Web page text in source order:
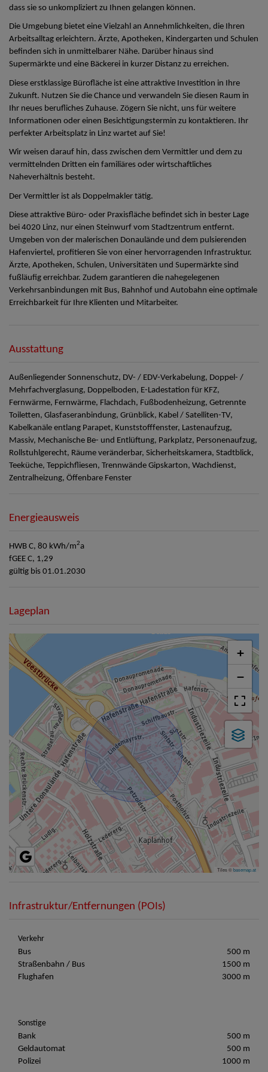
dass sie so unkompliziert zu Ihnen gelangen können.
Die Umgebung bietet eine Vielzahl an Annehmlichkeiten, die Ihren
Arbeitsalltag erleichtern. Ärzte, Apotheken, Kindergarten und Schulen
befinden sich in unmittelbarer Nähe. Darüber hinaus sind
Supermärkte und eine Bäckerei in kurzer Distanz zu erreichen.
Diese erstklassige Bürofläche ist eine attraktive Investition in Ihre
Zukunft. Nutzen Sie die Chance und verwandeln Sie diesen Raum in
Ihr neues berufliches Zuhause. Zögern Sie nicht, uns für weitere
Informationen oder einen Besichtigungstermin zu kontaktieren. Ihr
perfekter Arbeitsplatz in Linz wartet auf Sie!
Wir weisen darauf hin, dass zwischen dem Vermittler und dem zu
vermittelnden Dritten ein familiäres oder wirtschaftliches
Naheverhältnis besteht.
Der Vermittler ist als Doppelmakler tätig.
Diese attraktive Büro- oder Praxisfläche befindet sich in bester Lage
bei 4020 Linz, nur einen Steinwurf vom Stadtzentrum entfernt.
Umgeben von der malerischen Donaulände und dem pulsierenden
Hafenviertel, profitieren Sie von einer hervorragenden Infrastruktur.
Ärzte, Apotheken, Schulen, Universitäten und Supermärkte sind
fußläufig erreichbar. Zudem garantieren die nahegelegenen
Verkehrsanbindungen mit Bus, Bahnhof und Autobahn eine optimale
Erreichbarkeit für Ihre Klienten und Mitarbeiter.
Ausstattung
Außenliegender Sonnenschutz DV- / EDV-Verkabelung Doppel- /
Mehrfachverglasung Doppelboden E-Ladestation für KFZ
Fernwärme Fernwärme Flachdach Fußbodenheizung Getrennte
Toiletten Glasfaseranbindung Grünblick Kabel / Satelliten-TV
Kabelkanäle entlang Parapet Kunststofffenster Lastenaufzug
Massiv Mechanische Be- und Entlüftung Parkplatz Personenaufzug
Rollstuhlgerecht Räume veränderbar Sicherheitskamera Stadtblick
Teeküche Teppichfliesen Trennwände Gipskarton Wachdienst
Zentralheizung Öffenbare Fenster
Energieausweis
HWB C, 80 kWh/m2a
fGEE C, 1,29
gültig bis 01.01.2030
Lageplan
+
−
Tiles ©basemap.at
Infrastruktur/Entfernungen (POIs)
Verkehr
Bus
500 m
Straßenbahn / Bus
1500 m
Flughafen
3000 m
Sonstige
Bank
500 m
Geldautomat
500 m
Polizei
1000 m